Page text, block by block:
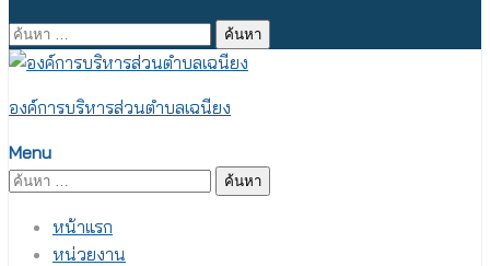
ค้นหา
สำหรับ:
องค์การบริหารส่วนตำบลเฉนียง
Menu
ค้นหา
หน้าแรก
หน่วยงาน